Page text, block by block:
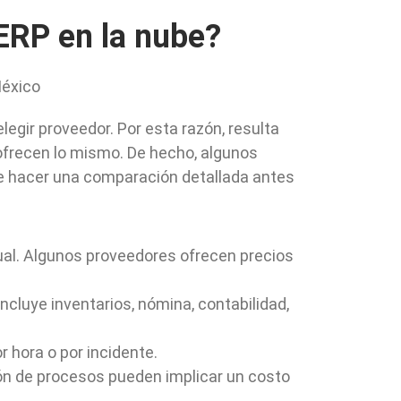
en la nube?
proveedor. Por esta razón, resulta
lo mismo. De hecho, algunos
una comparación detallada antes
Algunos proveedores ofrecen precios
inventarios, nómina, contabilidad,
hora o por incidente.
de procesos pueden implicar un costo